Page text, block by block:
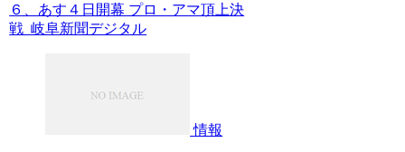
６、あす４日開幕 プロ・アマ頂上決
戦 岐阜新聞デジタル
情報